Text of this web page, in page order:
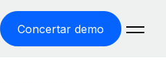
Concertar demo